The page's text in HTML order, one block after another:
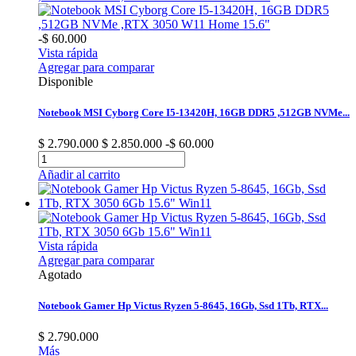
-$ 60.000
Vista rápida
Agregar para comparar
Disponible
Notebook MSI Cyborg Core I5-13420H, 16GB DDR5 ,512GB NVMe...
$ 2.790.000 $ 2.850.000 -$ 60.000
Añadir al carrito
Vista rápida
Agregar para comparar
Agotado
Notebook Gamer Hp Victus Ryzen 5-8645, 16Gb, Ssd 1Tb, RTX...
$ 2.790.000
Más